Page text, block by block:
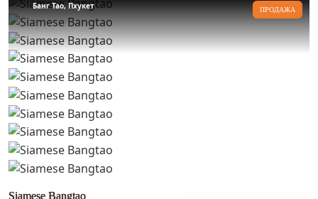
Банг Тао, Пхукет ПРОДАЖА
Siamese Bangtao